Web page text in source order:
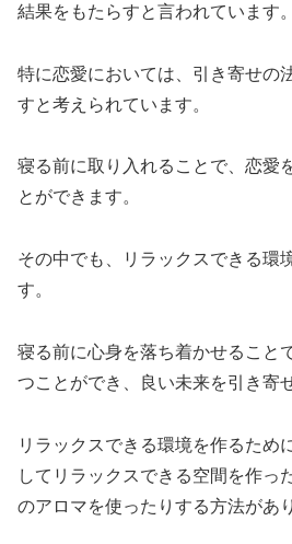
結果をもたらすと言われています。
特に恋愛においては、引き寄せの
すと考えられています。
寝る前に取り入れることで、恋愛
とができます。
その中でも、リラックスできる環
す。
寝る前に心身を落ち着かせること
つことができ、良い未来を引き寄
リラックスできる環境を作るため
してリラックスできる空間を作っ
のアロマを使ったりする方法があ